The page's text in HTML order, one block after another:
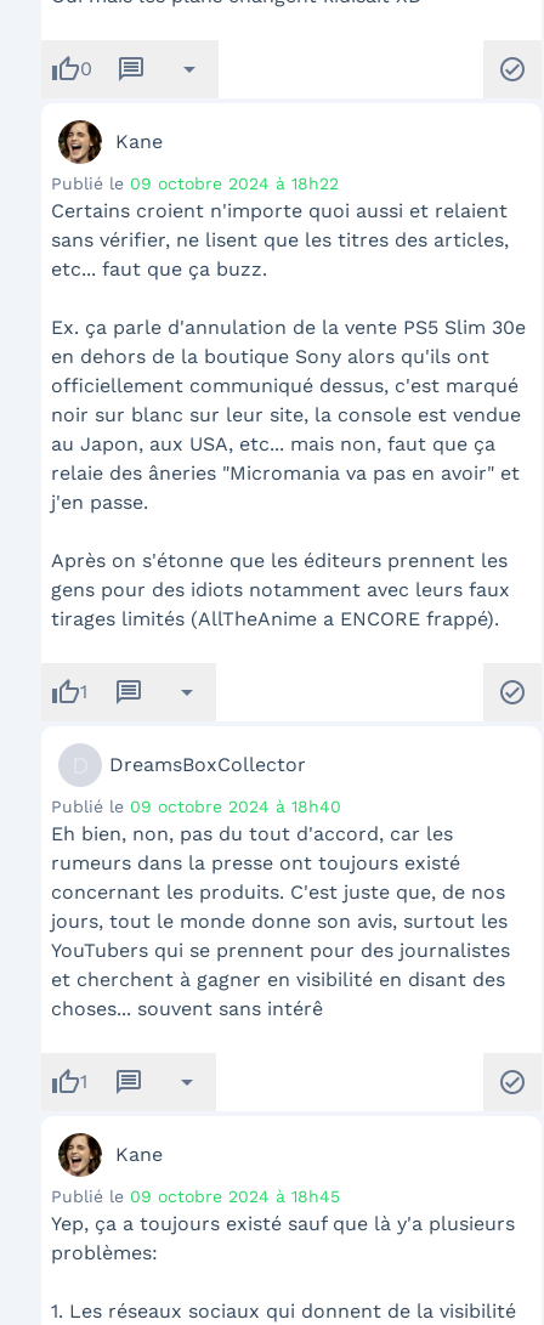
thumb_up0 message arrow_drop_down check_circle
Kane
Publié le 09 octobre 2024 à 18h22
Certains croient n'importe quoi aussi et relaient
sans vérifier, ne lisent que les titres des articles,
etc... faut que ça buzz.
Ex. ça parle d'annulation de la vente PS5 Slim 30e
en dehors de la boutique Sony alors qu'ils ont
officiellement communiqué dessus, c'est marqué
noir sur blanc sur leur site, la console est vendue
au Japon, aux USA, etc... mais non, faut que ça
relaie des âneries "Micromania va pas en avoir" et
j'en passe.
Après on s'étonne que les éditeurs prennent les
gens pour des idiots notamment avec leurs faux
tirages limités (AllTheAnime a ENCORE frappé).
thumb_up1 message arrow_drop_down check_circle
DreamsBoxCollector
Publié le 09 octobre 2024 à 18h40
Eh bien, non, pas du tout d'accord, car les
rumeurs dans la presse ont toujours existé
concernant les produits. C'est juste que, de nos
jours, tout le monde donne son avis, surtout les
YouTubers qui se prennent pour des journalistes
et cherchent à gagner en visibilité en disant des
choses... souvent sans intérê
thumb_up1 message arrow_drop_down check_circle
Kane
Publié le 09 octobre 2024 à 18h45
Yep, ça a toujours existé sauf que là y'a plusieurs
problèmes:
1. Les réseaux sociaux qui donnent de la visibilité